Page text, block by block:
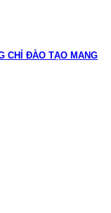
CHỈ ĐÀO TẠO MANG